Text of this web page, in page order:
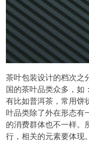
茶叶包装设计的档次之
国的茶叶品类众多，如
有比如普洱茶，常用饼
叶品类除了外在形态有
的消费群体也不一样。
行，相关的元素要体现。